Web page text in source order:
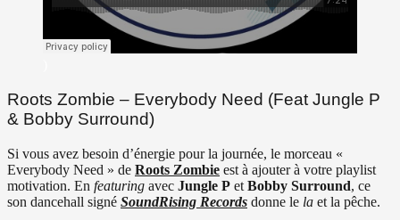
Roots Zombie – Everybody Need (Feat Jungle P
& Bobby Surround)
Si vous avez besoin d’énergie pour la journée, le morceau «
Everybody Need » de Roots Zombie est à ajouter à votre playlist
motivation. En featuring avec Jungle P et Bobby Surround, ce
son dancehall signé SoundRising Records donne le la et la pêche.